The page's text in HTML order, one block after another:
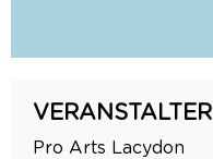
VERANSTALTER
Pro Arts Lacydon